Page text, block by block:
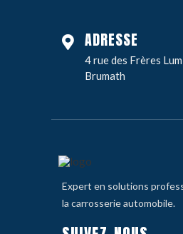
ADRESSE
4 rue des Frères
Brumath
Expert en solutions
la carrosserie automobile.